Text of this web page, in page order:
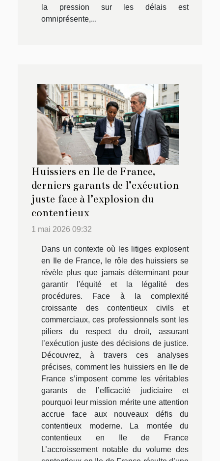
la pression sur les délais est
omniprésente,...
Huissiers en Ile de France,
derniers garants de l’exécution
juste face à l’explosion du
contentieux
1 mai 2026 09:32
Dans un contexte où les litiges explosent
en Ile de France, le rôle des huissiers se
révèle plus que jamais déterminant pour
garantir l'équité et la légalité des
procédures. Face à la complexité
croissante des contentieux civils et
commerciaux, ces professionnels sont les
piliers du respect du droit, assurant
l’exécution juste des décisions de justice.
Découvrez, à travers ces analyses
précises, comment les huissiers en Ile de
France s’imposent comme les véritables
garants de l’efficacité judiciaire et
pourquoi leur mission mérite une attention
accrue face aux nouveaux défis du
contentieux moderne. La montée du
contentieux en Ile de France
L’accroissement notable du volume des